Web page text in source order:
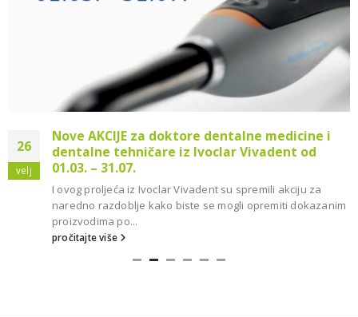
26
velj
Nove AKCIJE za doktore dentalne medicine i
dentalne tehničare iz Ivoclar Vivadent od
01.03. – 31.07.
I ovog proljeća iz Ivoclar Vivadent su spremili akciju za
naredno razdoblje kako biste se mogli opremiti dokazanim
proizvodima po...
pročitajte više